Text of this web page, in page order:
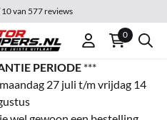
gesloten.
10van 577reviews
0
PERIODE***
27 juli t/m vrijdag 14